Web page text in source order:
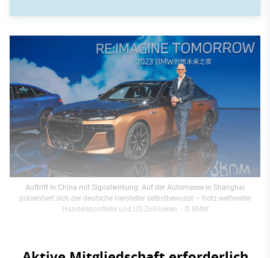
Auftritt in China mit Signalwirkung: Auf der Automesse in Shanghai
präsentiert sich der deutsche Hersteller selbstbewusst – trotz weltweiter
Handelskonflikte und US-Zollrisiken. - © BMW